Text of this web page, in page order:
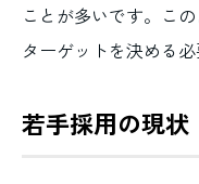
ことが多いです。こ
ターゲットを決める必
若手採用の現状